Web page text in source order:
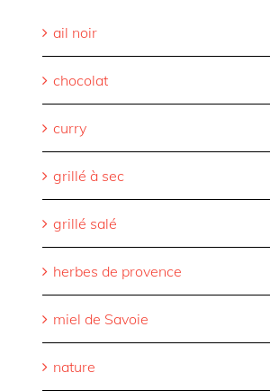
ail noir
chocolat
curry
grillé à sec
grillé salé
herbes de provence
miel de Savoie
nature